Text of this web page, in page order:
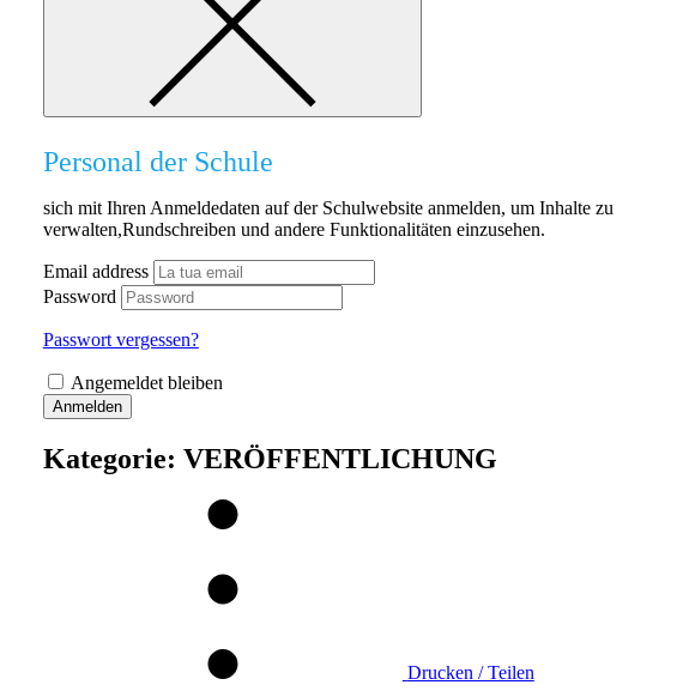
Personal der Schule
sich mit Ihren Anmeldedaten auf der Schulwebsite anmelden, um Inhalte zu
verwalten,Rundschreiben und andere Funktionalitäten einzusehen.
Email address
Password
Passwort vergessen?
Angemeldet bleiben
Anmelden
Kategorie: VERÖFFENTLICHUNG
Drucken / Teilen